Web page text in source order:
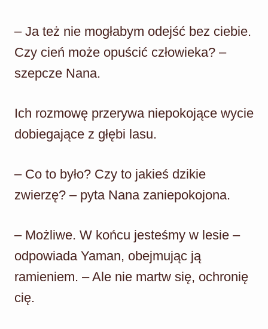
– Ja też nie mogłabym odejść bez ciebie.
Czy cień może opuścić człowieka? –
szepcze Nana.
Ich rozmowę przerywa niepokojące wycie
dobiegające z głębi lasu.
– Co to było? Czy to jakieś dzikie
zwierzę? – pyta Nana zaniepokojona.
– Możliwe. W końcu jesteśmy w lesie –
odpowiada Yaman, obejmując ją
ramieniem. – Ale nie martw się, ochronię
cię.